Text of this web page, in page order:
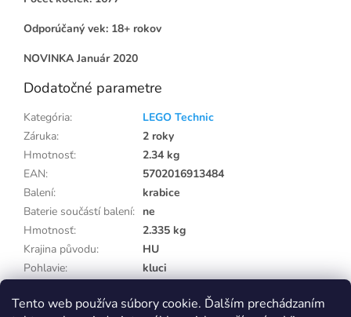
Tento web používa súbory cookie. Ďalším prechádzaním
Odporúčaný vek: 18+ rokov
NOVINKA Január 2020
Dodatočné parametre
Kategória:
LEGO Technic
Záruka:
2 roky
Hmotnosť:
2.34 kg
EAN:
5702016913484
Balení:
krabice
Baterie součástí balení: ne
Hmotnosť:
2.335 kg
Krajina původu:
HU
Pohlavie:
kluci
Vek od: 18 roků